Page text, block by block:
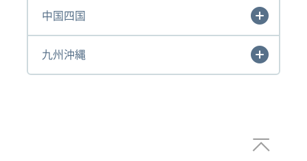
中国四国
九州沖縄